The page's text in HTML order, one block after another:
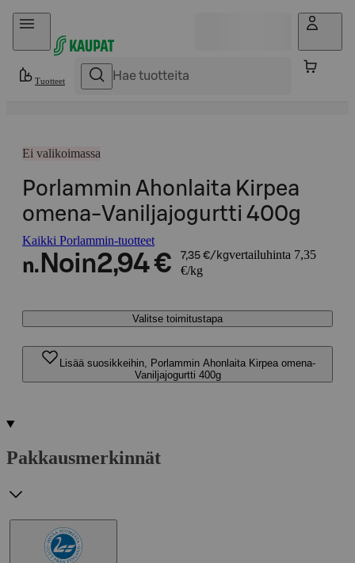
Hyppää sisältöön
Tuotteet
Ei valikoimassa
Porlammin Ahonlaita Kirpea
omena-Vaniljajogurtti 400g
Kaikki Porlammin-tuotteet
n. Noin2,94 € 7,35 €/kgvertailuhinta 7,35
€/kg
Valitse toimitustapa
Lisää suosikkeihin, Porlammin Ahonlaita Kirpea omena-
Vaniljajogurtti 400g
Pakkausmerkinnät